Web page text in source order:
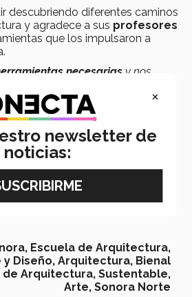
descubriendo diferentes caminos
y agradece a sus profesores
que los impulsaron a
necesarias y nos
en cada uno de nuestros
a dar soluciones que
la egresada.
Arquitectura, Arte y Diseño
Escuela de Arquitectura,
y Diseño, Arquitectura, Bienal
de Arquitectura, Sustentable,
Arte, Sonora Norte
×
newsletter de
noticias: